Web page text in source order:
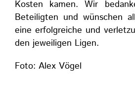
Kosten kamen. Wir
Beteiligten und wünschen
eine erfolgreiche und
den jeweiligen Ligen.
Foto: Alex Vögel